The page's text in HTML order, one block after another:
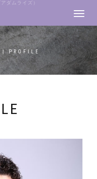
ダムライズ）
Toggle
| PROFILE